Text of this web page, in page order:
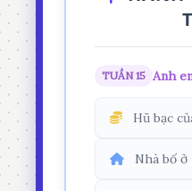
TUẦN 15 Anh
Hũ bạc
Nhà bố ở